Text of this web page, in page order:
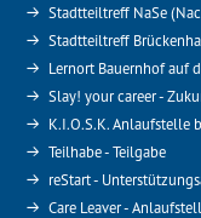
Stadtteiltreff NaSe
Stadtteiltreff
Lernort Bauernhof auf
Slay! your career -
K.I.O.S.K. Anlaufstelle
Teilhabe - Teilgabe
reStart -
Care Leaver -